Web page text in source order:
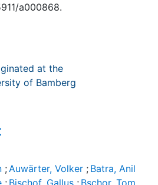
a000868.
at the
of Bamberg
;Auwärter, Volker ; Batra, Anil
; Bischof, Gallus ; Bschor, Tom